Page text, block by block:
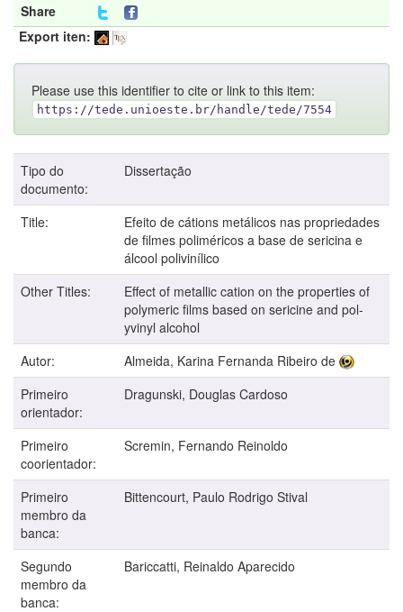
Share
Export iten:
Please use this identifier to cite or link to this item:
https://tede.unioeste.br/handle/tede/7554
Tipo do
documento:
Dissertação
Title:
Efeito de cátions metálicos nas propriedades
de filmes poliméricos a base de sericina e
álcool polivinílico
Other Titles:
Effect of metallic cation on the properties of
polymeric films based on sericine and pol-
yvinyl alcohol
Autor:
Almeida, Karina Fernanda Ribeiro de
Primeiro
orientador:
Dragunski, Douglas Cardoso
Primeiro
coorientador:
Scremin, Fernando Reinoldo
Primeiro
membro da
banca:
Bittencourt, Paulo Rodrigo Stival
Segundo
membro da
banca:
Bariccatti, Reinaldo Aparecido